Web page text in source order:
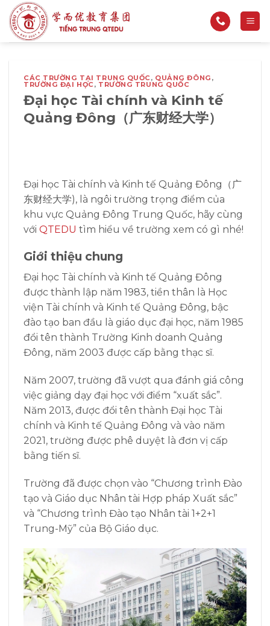
qua
nội
CÁC TRƯỜNG TẠI TRUNG QUỐC, QUẢNG ĐÔNG ,
TRƯỜNG ĐẠI HỌC, TRƯỜNG TRUNG QUỐC
Đại học Tài chính và Kinh tế
Quảng Đông（广东财经大学）
Đại học Tài chính và Kinh tế Quảng Đông（广
东财经大学), là ngôi trường trọng điểm của
khu vực Quảng Đông Trung Quốc, hãy cùng
với QTEDU tìm hiểu về trường xem có gì nhé!
Giới thiệu chung
Đại học Tài chính và Kinh tế Quảng Đông
được thành lập năm 1983, tiền thân là Học
viện Tài chính và Kinh tế Quảng Đông, bậc
đào tạo ban đầu là giáo dục đại học, năm 1985
đổi tên thành Trường Kinh doanh Quảng
Đông, năm 2003 được cấp bằng thạc sĩ.
Năm 2007, trường đã vượt qua đánh giá công
việc giảng dạy đại học với điểm “xuất sắc”.
Năm 2013, được đổi tên thành Đại học Tài
chính và Kinh tế Quảng Đông và vào năm
2021, trường được phê duyệt là đơn vị cấp
bằng tiến sĩ.
Trường đã được chọn vào “Chương trình Đào
tạo và Giáo dục Nhân tài Hợp pháp Xuất sắc”
và “Chương trình Đào tạo Nhân tài 1+2+1
Trung-Mỹ” của Bộ Giáo dục.